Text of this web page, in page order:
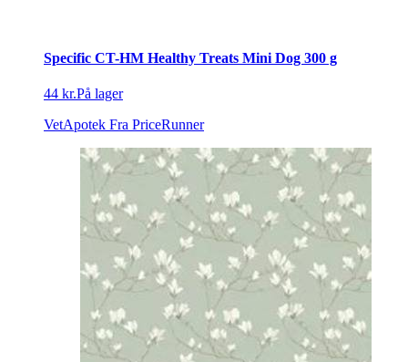
Specific CT-HM Healthy Treats Mini Dog 300 g
44 kr.På lager
VetApotek Fra PriceRunner